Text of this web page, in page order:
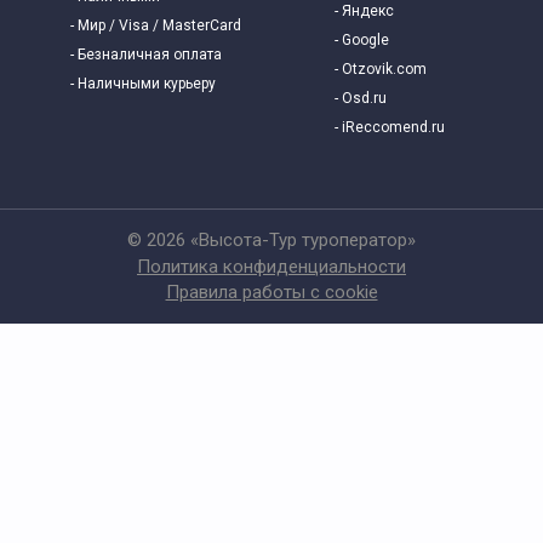
- Мир / Visa / MasterCard
- Безналичная оплата
- Наличными курьеру
- Яндекс
- Google
- Otzovik.com
- Osd.ru
- iReccomend.ru
© 2026 «Высота-Тур туроператор»
Политика конфиденциальности
Правила работы с cookie